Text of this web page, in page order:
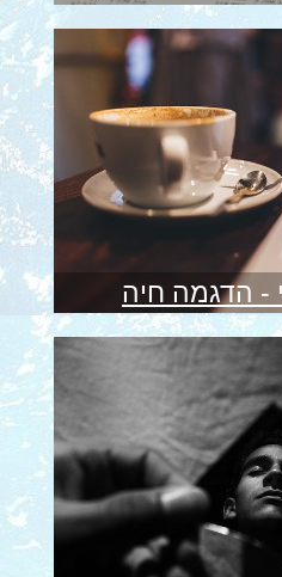
- הדגמה חיה